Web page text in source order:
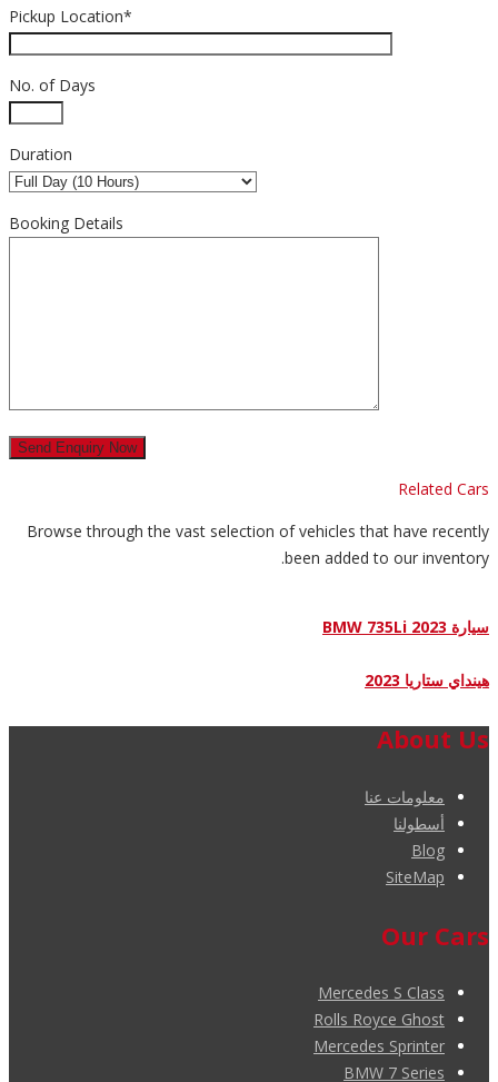
Pickup Location*
No. of Days
Duration
Booking Details
Related Cars
Browse through the vast selection of vehicles that have recently
been added to our inventory.
سيارة BMW 735Li 2023
هينداي ستاريا 2023
About Us
معلومات عنا
أسطولنا
Blog
SiteMap
Our Cars
Mercedes S Class
Rolls Royce Ghost
Mercedes Sprinter
BMW 7 Series